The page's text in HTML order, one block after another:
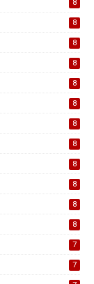
8
8
8
8
8
8
8
8
8
8
8
8
7
7